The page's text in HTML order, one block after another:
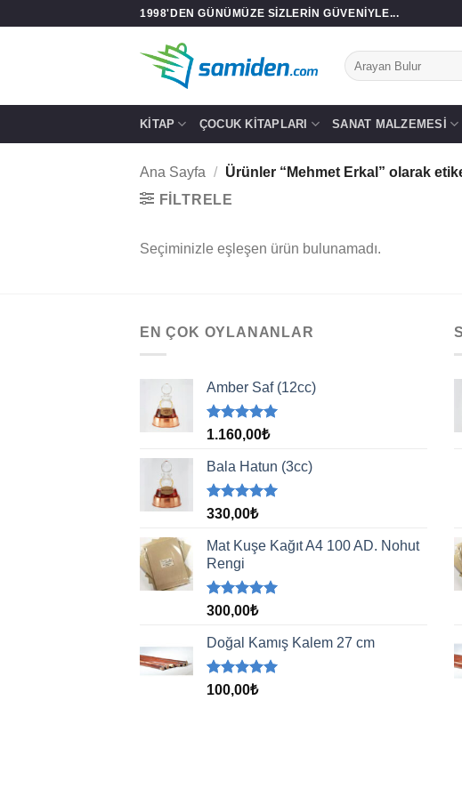
1998'DEN GÜNÜMÜZE SIZLERIN GÜVENIYLE...
Ara:
KITAP ÇOCUK KITAPLARI SANAT MALZEMESI
Ana Sayfa /
Ürünler “Mehmet Erkal” olarak
FILTRELE
Seçiminizle eşleşen ürün bulunamadı.
EN ÇOK OYLANANLAR
Amber Saf (12cc)
5 üzerinden
oy
aldı
1.160,00₺
Bala Hatun (3cc)
5 üzerinden
oy
aldı
330,00₺
Mat Kuşe Kağıt A4 100 AD. Nohut
Rengi
5 üzerinden
oy
aldı
300,00₺
Doğal Kamış Kalem 27 cm
5 üzerinden
oy
100,00₺